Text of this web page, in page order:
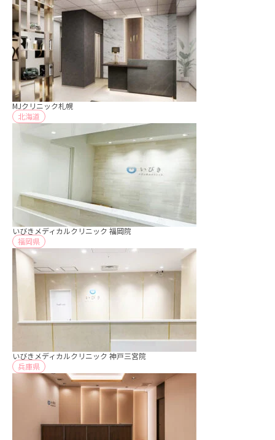
MJクリニック札幌
北海道
いびきメディカルクリニック 福岡院
福岡県
いびきメディカルクリニック 神戸三宮院
兵庫県